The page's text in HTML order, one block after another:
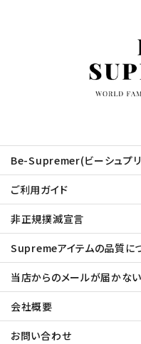
Be-Supremer(ビーシュプ
ご利用ガイド
非正規撲滅宣言
Supremeアイテムの品質に
当店からのメールが届かな
会社概要
お問い合わせ